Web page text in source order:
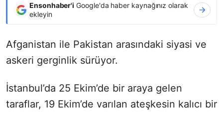
Ensonhaber'i Google'da haber kaynağınız olarak
ekleyin
Afganistan ile Pakistan arasındaki siyasi ve
askeri gerginlik sürüyor.
İstanbul’da 25 Ekim’de bir araya gelen
taraflar, 19 Ekim’de varılan ateşkesin kalıcı bir